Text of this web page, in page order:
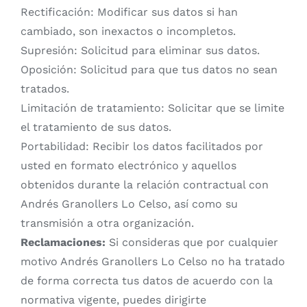
Rectificación: Modificar sus datos si han
cambiado, son inexactos o incompletos.
Supresión: Solicitud para eliminar sus datos.
Oposición: Solicitud para que tus datos no sean
tratados.
Limitación de tratamiento: Solicitar que se limite
el tratamiento de sus datos.
Portabilidad: Recibir los datos facilitados por
usted en formato electrónico y aquellos
obtenidos durante la relación contractual con
Andrés Granollers Lo Celso, así como su
transmisión a otra organización.
Reclamaciones: Si consideras que por cualquier
motivo Andrés Granollers Lo Celso no ha tratado
de forma correcta tus datos de acuerdo con la
normativa vigente, puedes dirigirte